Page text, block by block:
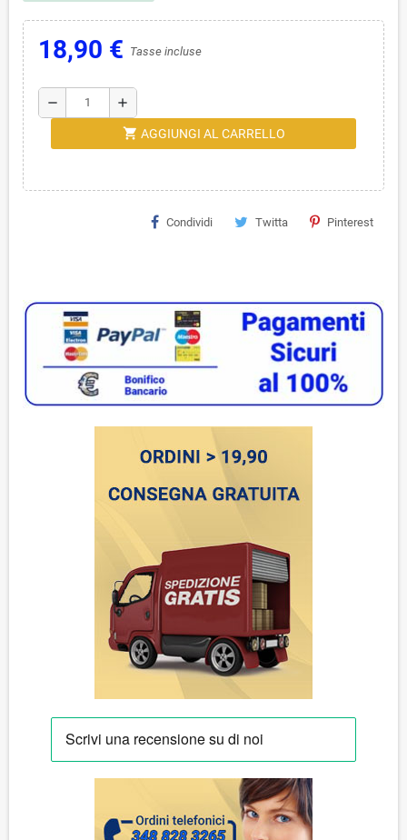
18,90 € Tasse incluse
remove add
shopping_cart AGGIUNGI AL CARRELLO
Condividi Twitta Pinterest